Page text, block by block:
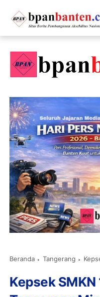
Beranda Tangerang Kepsek
Kepsek